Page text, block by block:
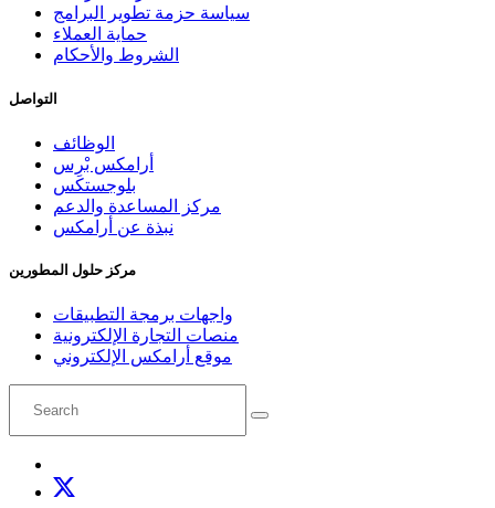
سياسة حزمة تطوير البرامج
حماية العملاء
الشروط والأحكام
التواصل
الوظائف
أرامكس بْرِس
بلوجستكس
مركز المساعدة والدعم
نبذة عن أرامكس
مركز حلول المطورين
واجهات برمجة التطبيقات
منصات التجارة الإلكترونية
موقع أرامكس الإلكتروني